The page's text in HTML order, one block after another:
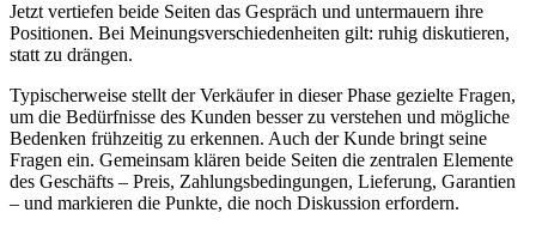
Jetzt vertiefen beide Seiten das Gespräch und untermauern ihre
Positionen. Bei Meinungsverschiedenheiten gilt: ruhig diskutieren,
statt zu drängen.
Typischerweise stellt der Verkäufer in dieser Phase gezielte Fragen,
um die Bedürfnisse des Kunden besser zu verstehen und mögliche
Bedenken frühzeitig zu erkennen. Auch der Kunde bringt seine
Fragen ein. Gemeinsam klären beide Seiten die zentralen Elemente
des Geschäfts – Preis, Zahlungsbedingungen, Lieferung, Garantien
– und markieren die Punkte, die noch Diskussion erfordern.